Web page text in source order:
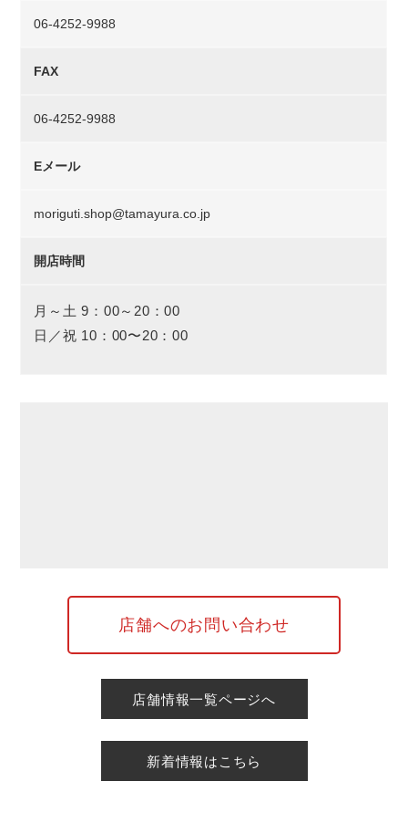
06-4252-9988
FAX
06-4252-9988
Eメール
moriguti.shop@tamayura.co.jp
開店時間
月～土 9：00～20：00
日／祝 10：00〜20：00
店舗へのお問い合わせ
店舗情報一覧ページへ
新着情報はこちら